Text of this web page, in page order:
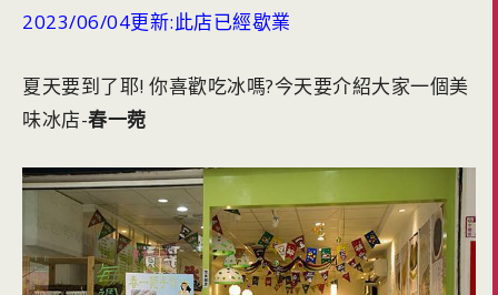
2023/06/04更新:此店已經歇業
夏天要到了耶! 你喜歡吃冰嗎?今天要介紹大家一個美
味冰店-春一菀